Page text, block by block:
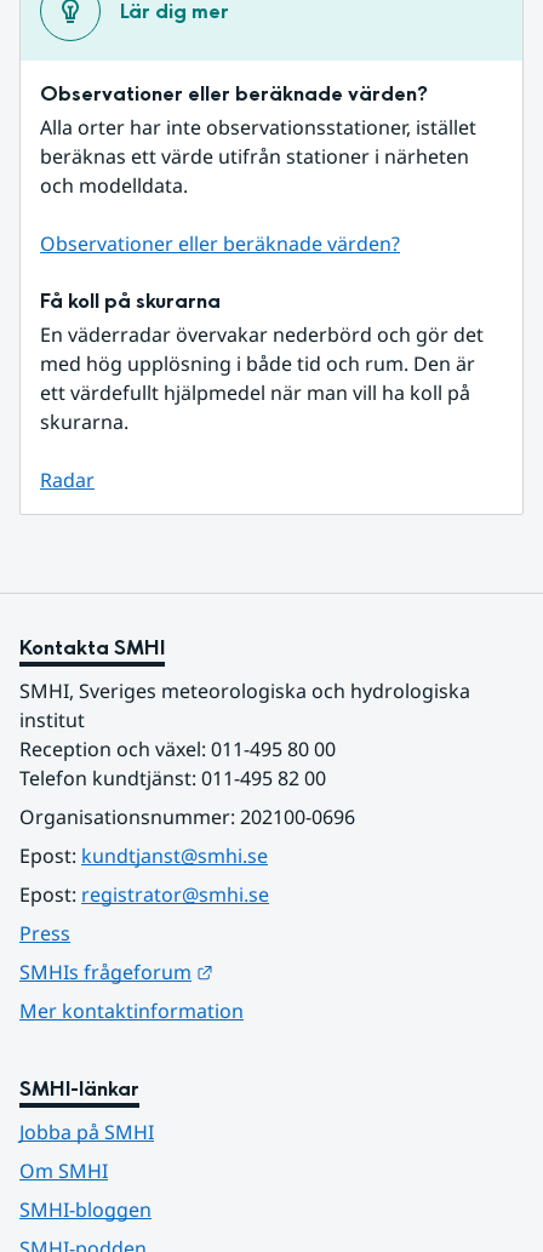
Lär dig mer
Observationer eller beräknade värden?
Alla orter har inte observationsstationer, istället
beräknas ett värde utifrån stationer i närheten
och modelldata.
Observationer eller beräknade värden?
Få koll på skurarna
En väderradar övervakar nederbörd och gör det
med hög upplösning i både tid och rum. Den är
ett värdefullt hjälpmedel när man vill ha koll på
skurarna.
Radar
Kontakta SMHI
SMHI, Sveriges meteorologiska och hydrologiska
institut
Reception och växel: 011-495 80 00
Telefon kundtjänst: 011-495 82 00
Organisationsnummer: 202100-0696
Epost: kundtjanst@smhi.se
Epost: registrator@smhi.se
Press
SMHIs frågeforum
Mer kontaktinformation
SMHI-länkar
Jobba på SMHI
Om SMHI
SMHI-bloggen